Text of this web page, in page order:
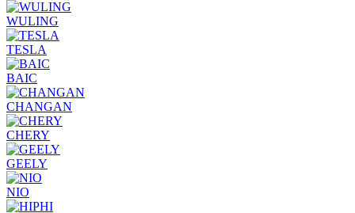
WULING
TESLA
BAIC
CHANGAN
CHERY
GEELY
NIO